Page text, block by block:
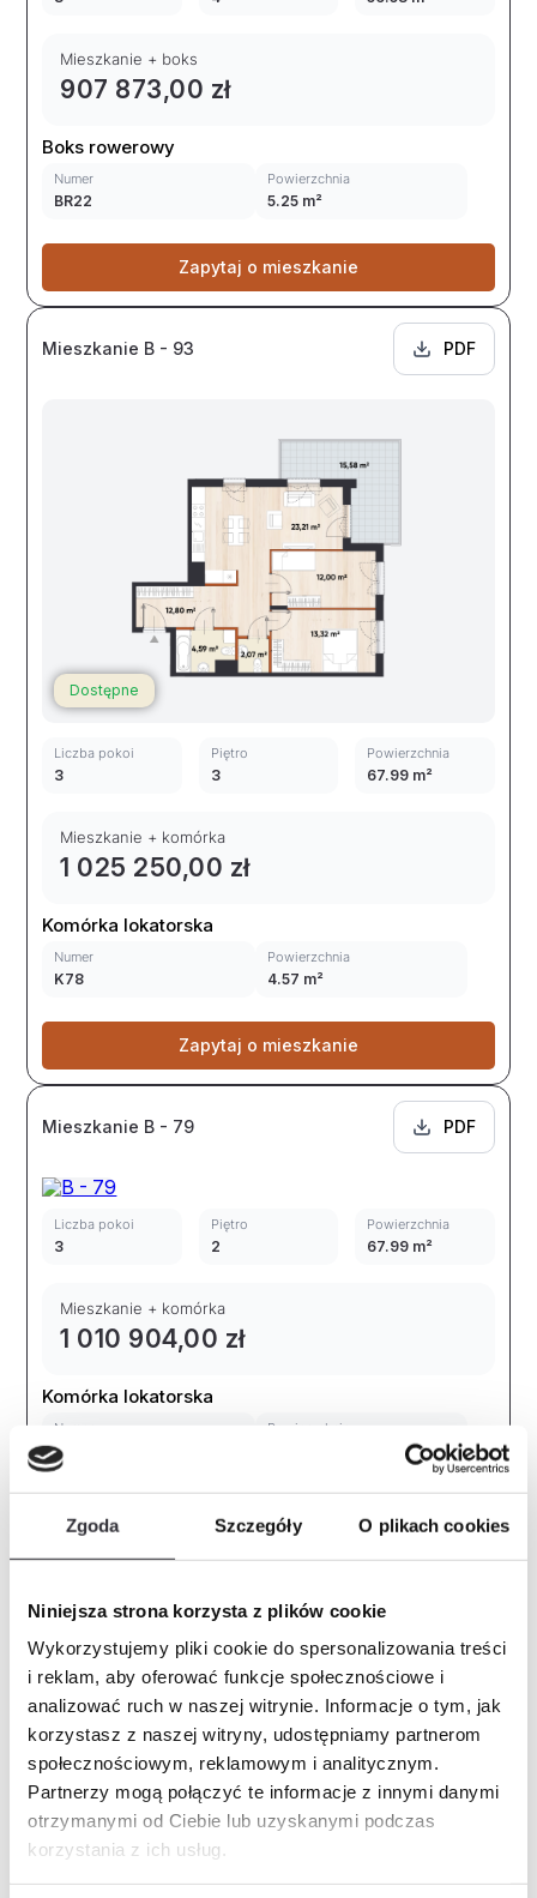
Zgoda Szczegóły O plikach cookies
Niniejsza strona korzysta z plików cookie
Wykorzystujemy pliki cookie do spersonalizowania treści
i reklam, aby oferować funkcje społecznościowe i
analizować ruch w naszej witrynie. Informacje o tym, jak
korzystasz z naszej witryny, udostępniamy partnerom
społecznościowym, reklamowym i analitycznym.
Partnerzy mogą połączyć te informacje z innymi danymi
otrzymanymi od Ciebie lub uzyskanymi podczas
korzystania z ich usług.
Mieszkanie + boks
907 873,00 zł
Boks rowerowy
Numer
BR22
Powierzchnia
5.25 m²
Zapytaj o mieszkanie
Mieszkanie B - 93 PDF
Dostępne
Liczba pokoi
3
Piętro
3
Powierzchnia
67.99 m²
Mieszkanie + komórka
1 025 250,00 zł
Komórka lokatorska
Numer
K78
Powierzchnia
4.57 m²
Zapytaj o mieszkanie
Mieszkanie B - 79 PDF
Liczba pokoi
3
Piętro
2
Powierzchnia
67.99 m²
Mieszkanie + komórka
1 010 904,00 zł
Komórka lokatorska
Numer
K63
Powierzchnia
Zapytaj o mieszkanie
Promocja